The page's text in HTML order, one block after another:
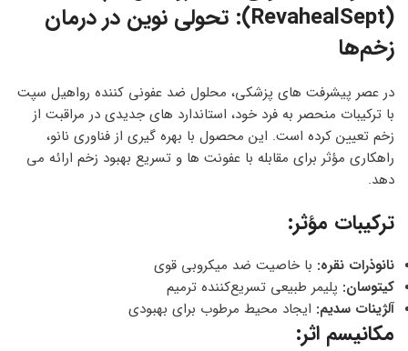
(RevahealSept): تحولی نوین در درمان
زخم‌ها
در عصر پیشرفت های پزشکی، محلول ضد عفونی کننده رواهیل سپت
با ترکیبات منحصر به فرد خود، استاندارد های جدیدی در مراقبت از
زخم تعیین کرده است. این محصول با بهره گیری از فناوری نانو،
راهکاری مؤثر برای مقابله با عفونت ها و تسریع بهبود زخم ارائه می
دهد.
ترکیبات مؤثر:
نانوذرات نقره: با خاصیت ضد میکروبی قوی
کیتوسان: پلیمر طبیعی تسریع‌کننده ترمیم
آلژینات سدیم: ایجاد محیط مرطوب برای بهبودی
مکانیسم اثر: